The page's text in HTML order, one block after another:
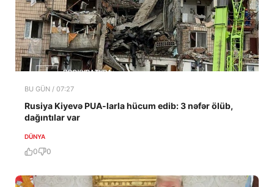
BU GÜN / 07:27
Rusiya Kiyevə PUA-larla hücum edib: 3 nəfər ölüb,
dağıntılar var
DÜNYA
0 0